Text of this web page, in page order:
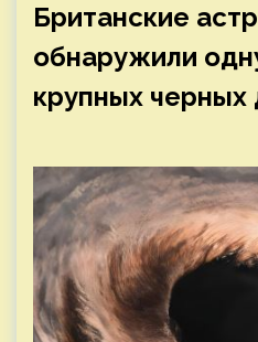
Британские
обнаружили
крупных черных